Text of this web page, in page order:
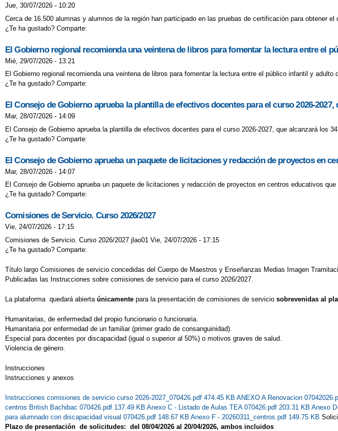
Jue, 30/07/2026 - 10:20
Cerca de 16.500 alumnas y alumnos de la región han participado en las pruebas de certificación para obtener
¿Te ha gustado? Comparte:
El Gobierno regional recomienda una veintena de libros para fomentar la lectura entre el
Mié, 29/07/2026 - 13:21
El Gobierno regional recomienda una veintena de libros para fomentar la lectura entre el público infantil y
¿Te ha gustado? Comparte:
El Consejo de Gobierno aprueba la plantilla de efectivos docentes para el curso 2026-
Mar, 28/07/2026 - 14:09
El Consejo de Gobierno aprueba la plantilla de efectivos docentes para el curso 2026-2027, que alcanzará los
¿Te ha gustado? Comparte:
El Consejo de Gobierno aprueba un paquete de licitaciones y redacción de proyectos en
Mar, 28/07/2026 - 14:07
El Consejo de Gobierno aprueba un paquete de licitaciones y redacción de proyectos en centros educativos
¿Te ha gustado? Comparte:
Comisiones de Servicio. Curso 2026/2027
Vie, 24/07/2026 - 17:15
Comisiones de Servicio. Curso 2026/2027 jlao01 Vie, 24/07/2026 - 17:15
¿Te ha gustado? Comparte:
Título largo Comisiones de servicio concedidas del Cuerpo de Maestros y Enseñanzas Medias Imagen
Publicadas las Instrucciones sobre comisiones de servicio para el curso 2026/2027.
La plataforma quedará abierta únicamente para la presentación de comisiones de servicio sobrevenidas al
Humanitarias, de enfermedad del propio funcionario o funcionaria.
Humanitaria por enfermedad de un familiar (primer grado de consanguinidad).
Especial para docentes por discapacidad (igual o superior al 50%) o motivos graves de salud.
Violencia de género.
Instrucciones
Instrucciones y anexos
Instrucciones comisiones de servicio curso 2026-2027_070426.pdf 474.45 KB ANEXO A Renovacion
centros British Bachibac 070426.pdf 137.49 KB Anexo C - Listado de Aulas TEA 070426.pdf 203.31 KB Anexo
para alumnado con discapacidad visual 070426.pdf 148.67 KB Anexo F - 20260311_centros.pdf 149.75 KB
Plazo de presentación de solicitudes: del 08/04/2026 al 20/04/2026, ambos incluidos